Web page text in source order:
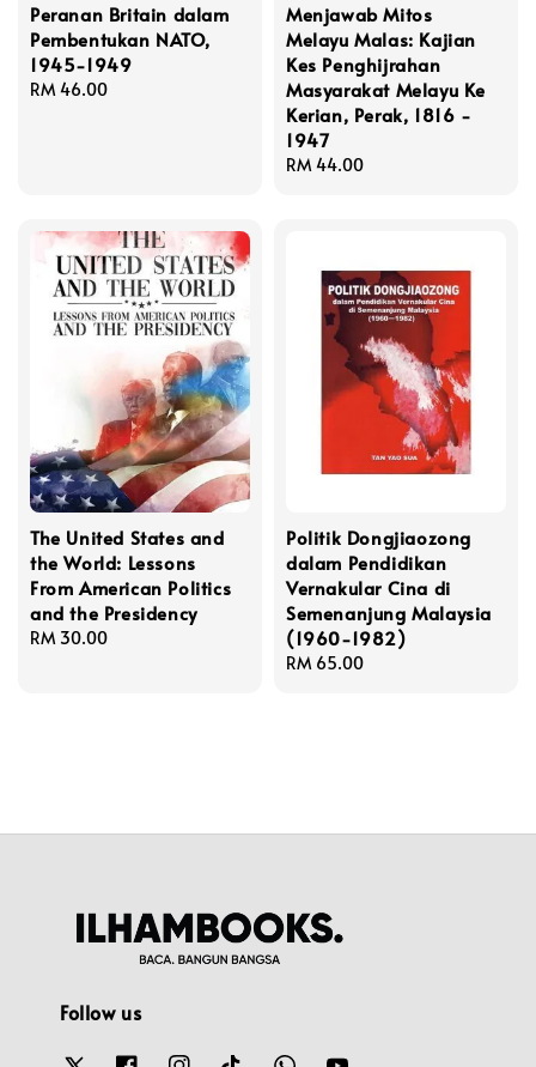
Peranan Britain dalam
Pembentukan NATO,
1945-1949
Regular
RM 46.00
Menjawab Mitos
Melayu Malas: Kajian
Kes Penghijrahan
Masyarakat Melayu Ke
Kerian, Perak, 1816 -
1947
Regular
RM 44.00
The United States and
the World: Lessons
From American Politics
and the Presidency
Regular
RM 30.00
Politik Dongjiaozong
dalam Pendidikan
Vernakular Cina di
Semenanjung Malaysia
(1960-1982)
Regular
RM 65.00
Follow us